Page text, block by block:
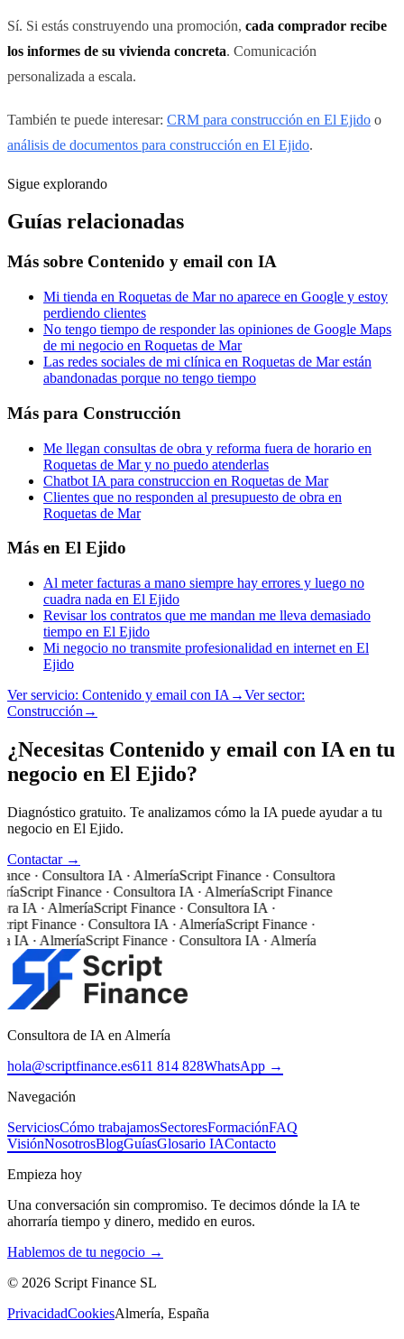
Sí. Si estás construyendo una promoción, cada comprador recibe
los informes de su vivienda concreta. Comunicación
personalizada a escala.
También te puede interesar: CRM para construcción en El Ejido o
análisis de documentos para construcción en El Ejido.
Sigue explorando
Guías relacionadas
Más sobre Contenido y email con IA
Mi tienda en Roquetas de Mar no aparece en Google y estoy
perdiendo clientes
No tengo tiempo de responder las opiniones de Google Maps
de mi negocio en Roquetas de Mar
Las redes sociales de mi clínica en Roquetas de Mar están
abandonadas porque no tengo tiempo
Más para Construcción
Me llegan consultas de obra y reforma fuera de horario en
Roquetas de Mar y no puedo atenderlas
Chatbot IA para construccion en Roquetas de Mar
Clientes que no responden al presupuesto de obra en
Roquetas de Mar
Más en El Ejido
Al meter facturas a mano siempre hay errores y luego no
cuadra nada en El Ejido
Revisar los contratos que me mandan me lleva demasiado
tiempo en El Ejido
Mi negocio no transmite profesionalidad en internet en El
Ejido
Ver servicio: Contenido y email con IA →Ver sector:
Construcción →
¿Necesitas Contenido y email con IA en tu
negocio en El Ejido?
Diagnóstico gratuito. Te analizamos cómo la IA puede ayudar a tu
negocio en El Ejido.
Contactar →
· Consultora IA · AlmeríaScript Finance · Consultora
Script Finance · Consultora IA · AlmeríaScript Finance
IA · AlmeríaScript Finance · Consultora IA ·
Finance · Consultora IA · AlmeríaScript Finance ·
IA · AlmeríaScript Finance · Consultora IA · Almería
Consultora de IA en Almería
hola@scriptfinance.es611 814 828WhatsApp →
Navegación
ServiciosCómo trabajamosSectoresFormaciónFAQ
VisiónNosotrosBlogGuíasGlosario IAContacto
Empieza hoy
Una conversación sin compromiso. Te decimos dónde la IA te
ahorraría tiempo y dinero, medido en euros.
Hablemos de tu negocio →
© 2026 Script Finance SL
PrivacidadCookiesAlmería, España